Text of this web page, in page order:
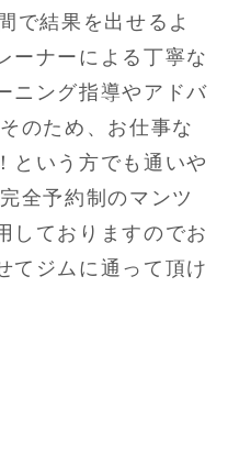
で結果を出せるよ
ーナーによる丁寧な
ニング指導やアドバ
のため、お仕事な
という方でも通いや
全予約制のマンツ
しておりますのでお
てジムに通って頂け